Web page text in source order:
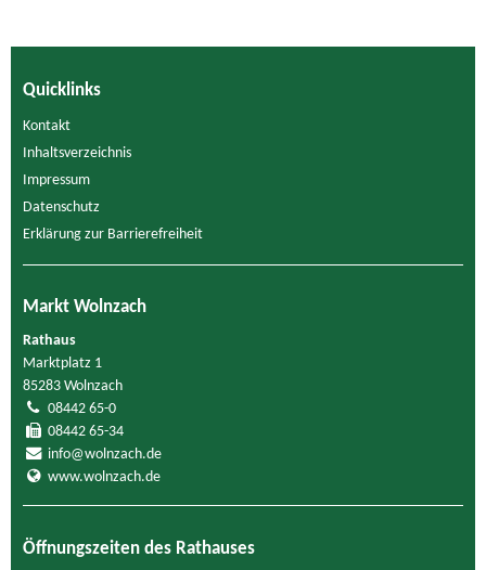
Quicklinks
Kontakt
Inhaltsverzeichnis
Impressum
Datenschutz
Erklärung zur Barrierefreiheit
Markt Wolnzach
Rathaus
Marktplatz 1
85283 Wolnzach
08442 65-0
08442 65-34
info@wolnzach.de
www.wolnzach.de
Öffnungszeiten des Rathauses